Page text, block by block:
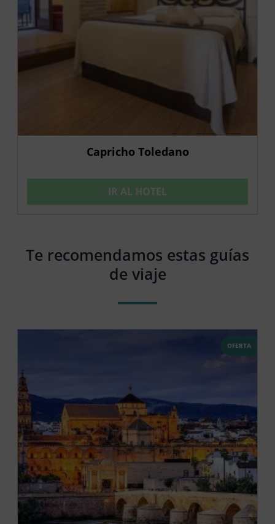
Capricho Toledano
IR AL HOTEL
Te recomendamos estas guías
de viaje
OFERTA